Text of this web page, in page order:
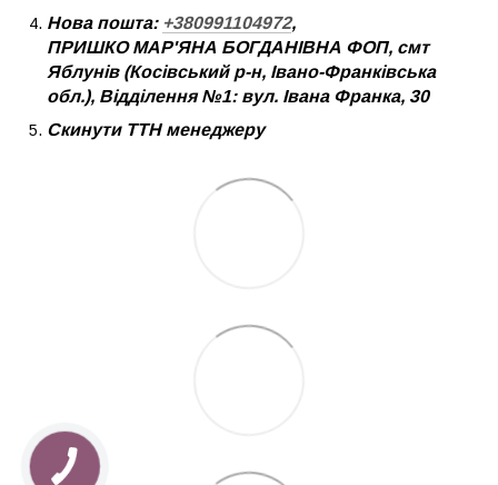
Нова пошта: +380991104972,
ПРИШКО МАР'ЯНА БОГДАНІВНА ФОП, смт
Яблунів (Косівський р-н, Івано-Франківська
обл.), Відділення №1: вул. Івана Франка, 30
Скинути ТТН менеджеру